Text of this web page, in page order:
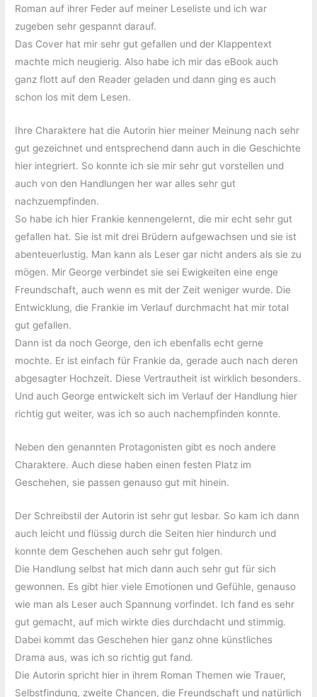
Roman auf ihrer Feder auf meiner Leseliste und ich war
zugeben sehr gespannt darauf.
Das Cover hat mir sehr gut gefallen und der Klappentext
machte mich neugierig. Also habe ich mir das eBook auch
ganz flott auf den Reader geladen und dann ging es auch
schon los mit dem Lesen.
Ihre Charaktere hat die Autorin hier meiner Meinung nach sehr
gut gezeichnet und entsprechend dann auch in die Geschichte
hier integriert. So konnte ich sie mir sehr gut vorstellen und
auch von den Handlungen her war alles sehr gut
nachzuempfinden.
So habe ich hier Frankie kennengelernt, die mir echt sehr gut
gefallen hat. Sie ist mit drei Brüdern aufgewachsen und sie ist
abenteuerlustig. Man kann als Leser gar nicht anders als sie zu
mögen. Mir George verbindet sie sei Ewigkeiten eine enge
Freundschaft, auch wenn es mit der Zeit weniger wurde. Die
Entwicklung, die Frankie im Verlauf durchmacht hat mir total
gut gefallen.
Dann ist da noch George, den ich ebenfalls echt gerne
mochte. Er ist einfach für Frankie da, gerade auch nach deren
abgesagter Hochzeit. Diese Vertrautheit ist wirklich besonders.
Und auch George entwickelt sich im Verlauf der Handlung hier
richtig gut weiter, was ich so auch nachempfinden konnte.
Neben den genannten Protagonisten gibt es noch andere
Charaktere. Auch diese haben einen festen Platz im
Geschehen, sie passen genauso gut mit hinein.
Der Schreibstil der Autorin ist sehr gut lesbar. So kam ich dann
auch leicht und flüssig durch die Seiten hier hindurch und
konnte dem Geschehen auch sehr gut folgen.
Die Handlung selbst hat mich dann auch sehr gut für sich
gewonnen. Es gibt hier viele Emotionen und Gefühle, genauso
wie man als Leser auch Spannung vorfindet. Ich fand es sehr
gut gemacht, auf mich wirkte dies durchdacht und stimmig.
Dabei kommt das Geschehen hier ganz ohne künstliches
Drama aus, was ich so richtig gut fand.
Die Autorin spricht hier in ihrem Roman Themen wie Trauer,
Selbstfindung, zweite Chancen, die Freundschaft und natürlich